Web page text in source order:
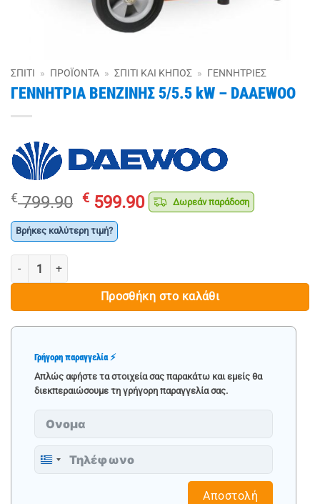
ΣΠΊΤΙ » ΠΡΟΪΌΝΤΑ » ΣΠΊΤΙ ΚΑΙ ΚΉΠΟΣ » ΓΕΝΝΉΤΡΙΕΣ
ΓΕΝΝΗΤΡΙΑ ΒΕΝΖΙΝΗΣ 5/5.5 kW – DAAEWOO
€799.90 Original
price
was:
€ 599.90Η
τρέχουσα
Δωρεάν παράδοση
Βρήκες καλύτερη τιμή?
ΓΕΝΝΗΤΡΙΑ ΒΕΝΖΙΝΗΣ 5/5.5 kW - DAAEWOO ποσότητα
Προσθήκη στο καλάθι
Γρήγορη παραγγελία ⚡
Απλώς αφήστε τα στοιχεία σας παρακάτω και εμείς θα
διεκπεραιώσουμε τη γρήγορη παραγγελία σας.
Greece
Αποστολή